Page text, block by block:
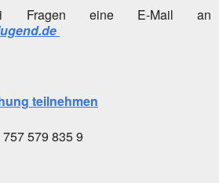
Fragen eine E-Mail an
teilnehmen
579 835 9